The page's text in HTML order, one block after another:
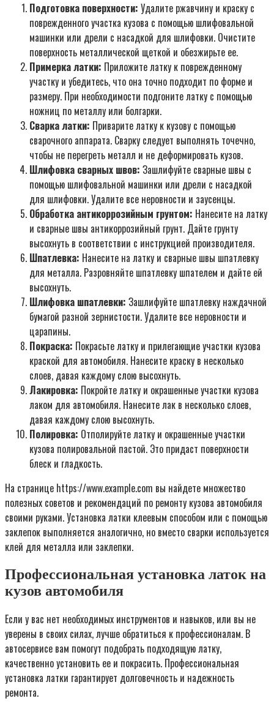
Подготовка поверхности: Удалите ржавчину и краску с
поврежденного участка кузова с помощью шлифовальной
машинки или дрели с насадкой для шлифовки. Очистите
поверхность металлической щеткой и обезжирьте ее.
Примерка латки: Приложите латку к поврежденному
участку и убедитесь, что она точно подходит по форме и
размеру. При необходимости подгоните латку с помощью
ножниц по металлу или болгарки.
Сварка латки: Приварите латку к кузову с помощью
сварочного аппарата. Сварку следует выполнять точечно,
чтобы не перегреть металл и не деформировать кузов.
Шлифовка сварных швов: Зашлифуйте сварные швы с
помощью шлифовальной машинки или дрели с насадкой
для шлифовки. Удалите все неровности и заусенцы.
Обработка антикоррозийным грунтом: Нанесите на латку
и сварные швы антикоррозийный грунт. Дайте грунту
высохнуть в соответствии с инструкцией производителя.
Шпатлевка: Нанесите на латку и сварные швы шпатлевку
для металла. Разровняйте шпатлевку шпателем и дайте ей
высохнуть.
Шлифовка шпатлевки: Зашлифуйте шпатлевку наждачной
бумагой разной зернистости. Удалите все неровности и
царапины.
Покраска: Покрасьте латку и прилегающие участки кузова
краской для автомобиля. Нанесите краску в несколько
слоев, давая каждому слою высохнуть.
Лакировка: Покройте латку и окрашенные участки кузова
лаком для автомобиля. Нанесите лак в несколько слоев,
давая каждому слою высохнуть.
Полировка: Отполируйте латку и окрашенные участки
кузова полировальной пастой. Это придаст поверхности
блеск и гладкость.
На странице https://www.example.com вы найдете множество
полезных советов и рекомендаций по ремонту кузова автомобиля
своими руками. Установка латки клеевым способом или с помощью
заклепок выполняется аналогично, но вместо сварки используется
клей для металла или заклепки.
Профессиональная установка латок на
кузов автомобиля
Если у вас нет необходимых инструментов и навыков, или вы не
уверены в своих силах, лучше обратиться к профессионалам. В
автосервисе вам помогут подобрать подходящую латку,
качественно установить ее и покрасить. Профессиональная
установка латки гарантирует долговечность и надежность
ремонта.